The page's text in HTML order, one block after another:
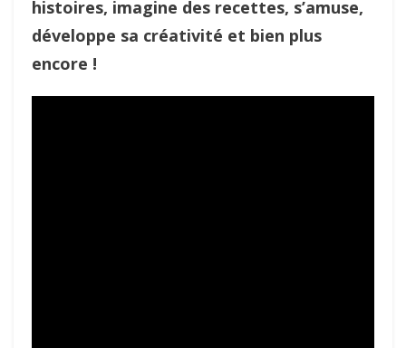
histoires, imagine des recettes, s’amuse,
développe sa créativité et bien plus
encore !